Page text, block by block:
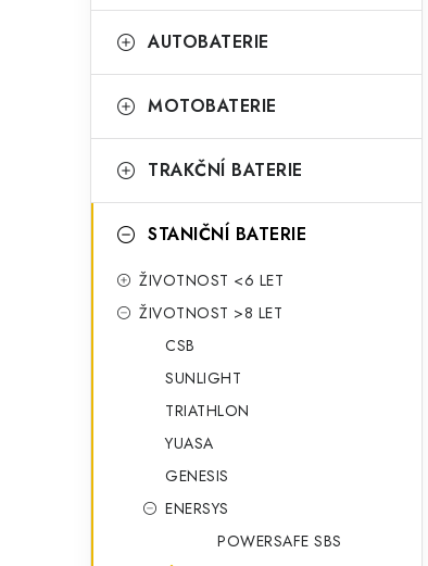
t
r
n
n
o
i
AUTOBATERIE
MOTOBATERIE
TRAKČNÍ BATERIE
STANIČNÍ BATERIE
ŽIVOTNOST <6 LET
ŽIVOTNOST >8 LET
CSB
SUNLIGHT
TRIATHLON
YUASA
GENESIS
ENERSYS
POWERSAFE SBS